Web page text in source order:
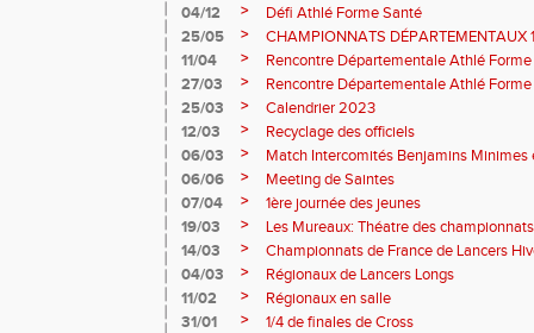
04/12
>
Défi Athlé Forme Santé
25/05
>
CHAMPIONNATS DÉPARTEMENTAUX
11/04
>
Rencontre Départementale Athlé
27/03
>
Rencontre Départementale Athlé
25/03
>
Calendrier 2023
12/03
>
Recyclage des officiels
06/03
>
Match Intercomités Benjamins Minimes
06/06
>
Meeting de Saintes
07/04
>
1ère journée des jeunes
19/03
>
Les Mureaux: Théatre des
14/03
>
Championnats de France de Lancers
04/03
>
Régionaux de Lancers Longs
11/02
>
Régionaux en salle
31/01
>
1/4 de finales de Cross